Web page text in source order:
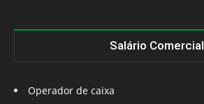
Salário Comercial
Operador de caixa